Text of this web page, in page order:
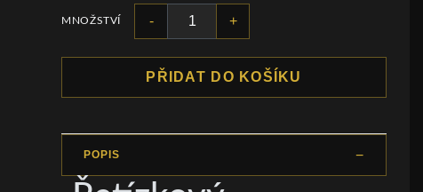
MNOŽSTVÍ - +
PŘIDAT DO KOŠÍKU
POPIS